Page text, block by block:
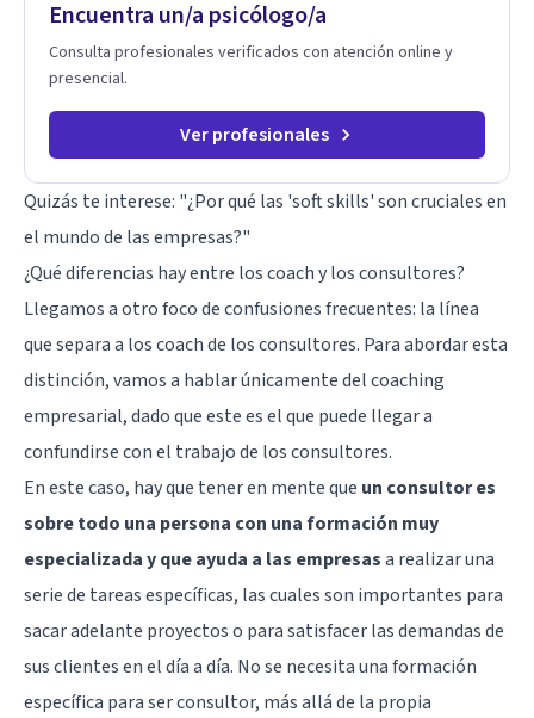
Encuentra un/a psicólogo/a
Consulta profesionales verificados con atención online y
presencial.
Ver profesionales
Quizás te interese: "¿Por qué las 'soft skills' son cruciales en
el mundo de las empresas?"
¿Qué diferencias hay entre los coach y los consultores?
Llegamos a otro foco de confusiones frecuentes: la línea
que separa a los coach de los consultores. Para abordar esta
distinción, vamos a hablar únicamente del coaching
empresarial, dado que este es el que puede llegar a
confundirse con el trabajo de los consultores.
En este caso, hay que tener en mente que un consultor es
sobre todo una persona con una formación muy
especializada y que ayuda a las empresasa realizar una
serie de tareas específicas, las cuales son importantes para
sacar adelante proyectos o para satisfacer las demandas de
sus clientes en el día a día. No se necesita una formación
específica para ser consultor, más allá de la propia